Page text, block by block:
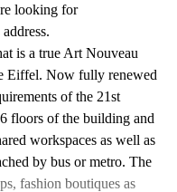
looking for
is a true Art Nouveau
Eiffel. Now fully renewed
of the 21st
floors of the building and
workspaces as well as
by bus or metro. The
fashion boutiques as